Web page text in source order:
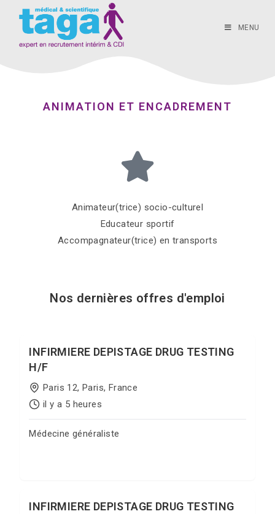
MENU
ANIMATION ET ENCADREMENT
Animateur(trice) socio-culturel
Educateur sportif
Accompagnateur(trice) en transports
Nos dernières offres d'emploi
INFIRMIERE DEPISTAGE DRUG TESTING
H/F
Paris 12, Paris, France
il y a 5 heures
Médecine généraliste
INFIRMIERE DEPISTAGE DRUG TESTING